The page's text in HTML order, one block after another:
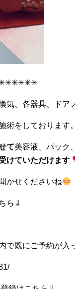
気、各器具、ドア
術をしております。
て美容液、パック
けていただけます
かせくださいね
ら⇓
で既にご予約が入